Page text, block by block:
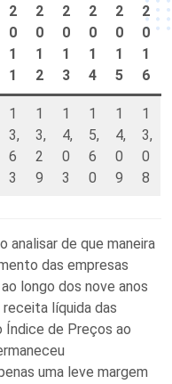
2
0
1
1
2
0
1
2
2
0
1
3
2
0
1
4
2
0
1
5
2
0
1
6
1
3,
6
3
1
3,
2
9
1
4,
0
3
1
5,
6
0
1
4,
0
9
1
3,
0
8
de que maneira
das empresas
longo dos nove anos
líquida das
Índice de Preços ao
uma leve margem